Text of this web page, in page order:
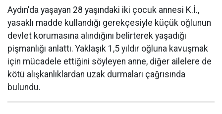
Aydın'da yaşayan 28 yaşındaki iki çocuk annesi K.İ.,
yasaklı madde kullandığı gerekçesiyle küçük oğlunun
devlet korumasına alındığını belirterek yaşadığı
pişmanlığı anlattı. Yaklaşık 1,5 yıldır oğluna kavuşmak
için mücadele ettiğini söyleyen anne, diğer ailelere de
kötü alışkanlıklardan uzak durmaları çağrısında
bulundu.